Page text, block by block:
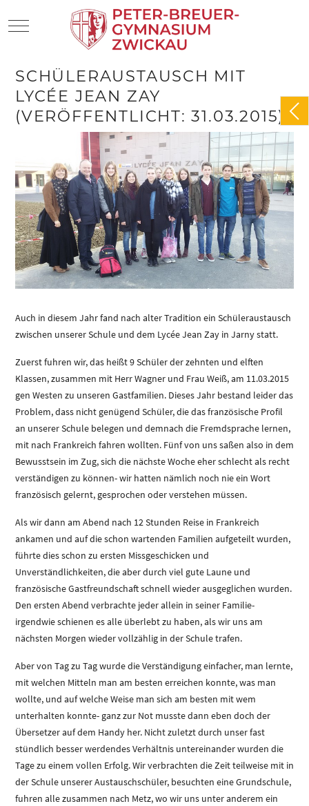
Mobile Menu Toggle
SCHÜLERAUSTAUSCH MIT
LYCÉE JEAN ZAY
(VERÖFFENTLICHT: 31.03.2015)
Auch in diesem Jahr fand nach alter Tradition ein Schüleraustausch
zwischen unserer Schule und dem Lycée Jean Zay in Jarny statt.
Zuerst fuhren wir, das heißt 9 Schüler der zehnten und elften
Klassen, zusammen mit Herr Wagner und Frau Weiß, am 11.03.2015
gen Westen zu unseren Gastfamilien. Dieses Jahr bestand leider das
Problem, dass nicht genügend Schüler, die das französische Profil
an unserer Schule belegen und demnach die Fremdsprache lernen,
mit nach Frankreich fahren wollten. Fünf von uns saßen also in dem
Bewusstsein im Zug, sich die nächste Woche eher schlecht als recht
verständigen zu können- wir hatten nämlich noch nie ein Wort
französisch gelernt, gesprochen oder verstehen müssen.
Als wir dann am Abend nach 12 Stunden Reise in Frankreich
ankamen und auf die schon wartenden Familien aufgeteilt wurden,
führte dies schon zu ersten Missgeschicken und
Unverständlichkeiten, die aber durch viel gute Laune und
französische Gastfreundschaft schnell wieder ausgeglichen wurden.
Den ersten Abend verbrachte jeder allein in seiner Familie-
irgendwie schienen es alle überlebt zu haben, als wir uns am
nächsten Morgen wieder vollzählig in der Schule trafen.
Aber von Tag zu Tag wurde die Verständigung einfacher, man lernte,
mit welchen Mitteln man am besten erreichen konnte, was man
wollte, und auf welche Weise man sich am besten mit wem
unterhalten konnte- ganz zur Not musste dann eben doch der
Übersetzer auf dem Handy her. Nicht zuletzt durch unser fast
stündlich besser werdendes Verhältnis untereinander wurden die
Tage zu einem vollen Erfolg. Wir verbrachten die Zeit teilweise mit in
der Schule unserer Austauschschüler, besuchten eine Grundschule,
fuhren alle zusammen nach Metz, wo wir uns unter anderem ein